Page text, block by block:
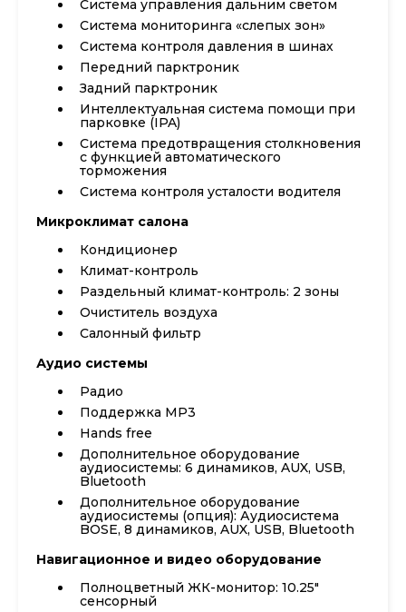
Система управления дальним светом
Система мониторинга «слепых зон»
Система контроля давления в шинах
Передний парктроник
Задний парктроник
Интеллектуальная система помощи при
парковке (IPA)
Система предотвращения столкновения
с функцией автоматического
торможения
Система контроля усталости водителя
Микроклимат салона
Кондиционер
Климат-контроль
Раздельный климат-контроль: 2 зоны
Очиститель воздуха
Салонный фильтр
Аудио системы
Радио
Поддержка MP3
Hands free
Дополнительное оборудование
аудиосистемы: 6 динамиков, AUX, USB,
Bluetooth
Дополнительное оборудование
аудиосистемы (опция): Аудиосистема
BOSE, 8 динамиков, AUX, USB, Bluetooth
Навигационное и видео оборудование
Полноцветный ЖК-монитор: 10.25"
сенсорный